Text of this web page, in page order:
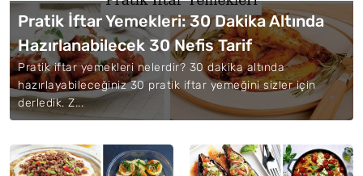
Pratik İftar Yemekleri: 30 Dakika Altında
Hazırlanabilecek 30 Nefis Tarif
Pratik iftar yemekleri nelerdir? 30 dakika altında
hazırlayabileceğiniz 30 pratik iftar yemeğini sizler için
derledik. Z...